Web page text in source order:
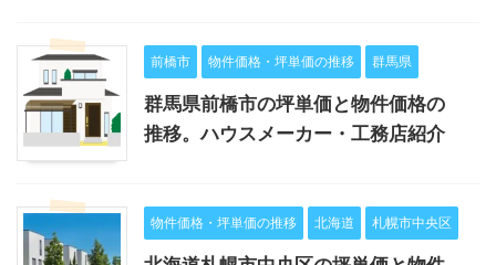
前橋市 物件価格・坪単価の推移 群馬県
群馬県前橋市の坪単価と物件価格の
推移。ハウスメーカー・工務店紹介
物件価格・坪単価の推移 北海道 札幌市中央区